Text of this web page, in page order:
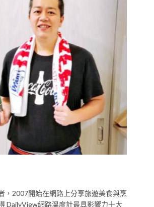
，2007開始在網路上分享旅遊美食與烹
DailyView網路溫度計最具影響力十大